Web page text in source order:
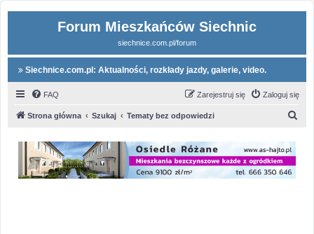
Forum Mieszkańców Siechnic
siechnice.com.pl/forum
Siechnice.com.pl: Aktualności, rozkłady jazdy, galerie, video.
FAQ Zaloguj się
Zarejestruj się
Strona główna Szukaj Tematy bez odpowiedzi